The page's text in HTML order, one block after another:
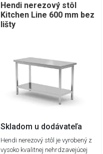
Hendi nerezový stôl
Kitchen Line 600 mm bez
lišty
Skladom u dodávateľa
Hendi nerezový stôl je vyrobený z
vysoko kvalitnej nehrdzavejúcej